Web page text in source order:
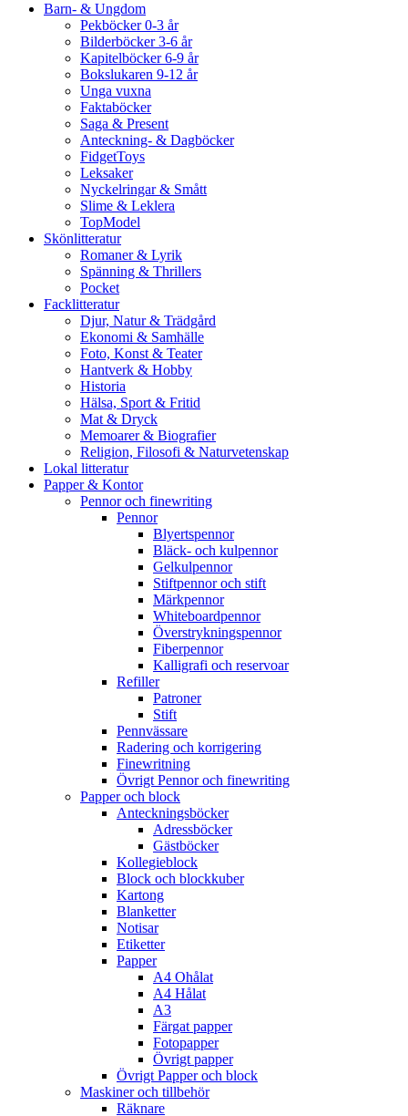
Barn- & Ungdom
Pekböcker 0-3 år
Bilderböcker 3-6 år
Kapitelböcker 6-9 år
Bokslukaren 9-12 år
Unga vuxna
Faktaböcker
Saga & Present
Anteckning- & Dagböcker
FidgetToys
Leksaker
Nyckelringar & Smått
Slime & Leklera
TopModel
Skönlitteratur
Romaner & Lyrik
Spänning & Thrillers
Pocket
Facklitteratur
Djur, Natur & Trädgård
Ekonomi & Samhälle
Foto, Konst & Teater
Hantverk & Hobby
Historia
Hälsa, Sport & Fritid
Mat & Dryck
Memoarer & Biografier
Religion, Filosofi & Naturvetenskap
Lokal litteratur
Papper & Kontor
Pennor och finewriting
Pennor
Blyertspennor
Bläck- och kulpennor
Gelkulpennor
Stiftpennor och stift
Märkpennor
Whiteboardpennor
Överstrykningspennor
Fiberpennor
Kalligrafi och reservoar
Refiller
Patroner
Stift
Pennvässare
Radering och korrigering
Finewritning
Övrigt Pennor och finewriting
Papper och block
Anteckningsböcker
Adressböcker
Gästböcker
Kollegieblock
Block och blockkuber
Kartong
Blanketter
Notisar
Etiketter
Papper
A4 Ohålat
A4 Hålat
A3
Färgat papper
Fotopapper
Övrigt papper
Övrigt Papper och block
Maskiner och tillbehör
Räknare